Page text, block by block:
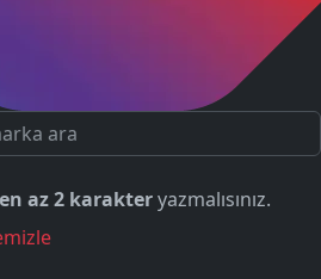
en az 2 karakteryazmalısınız.